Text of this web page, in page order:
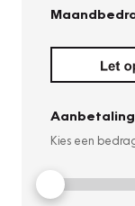
Aanbetaling
Kies een